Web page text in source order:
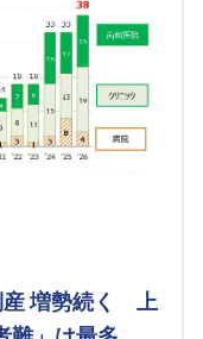
産 増勢続く 上